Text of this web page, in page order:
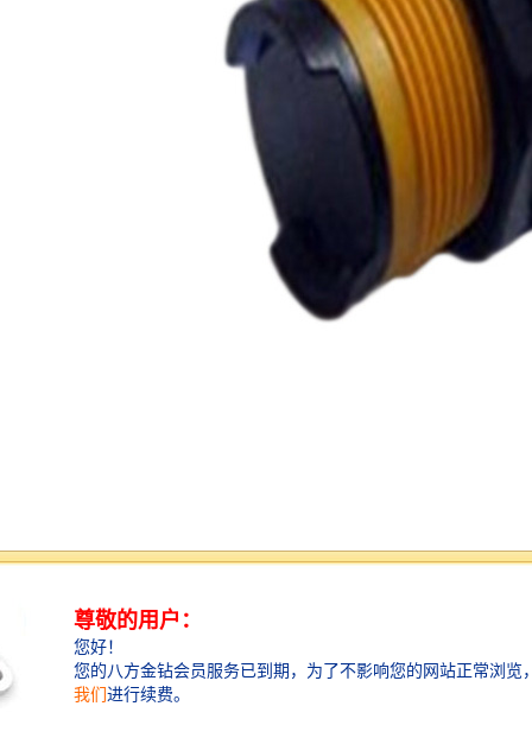
镜面反射时光跟开关和漫反射光电开关类似，它的发射
器和也是在一起，但是我们在使用时，要在其正对面设
置以的反射镜来反射光束。